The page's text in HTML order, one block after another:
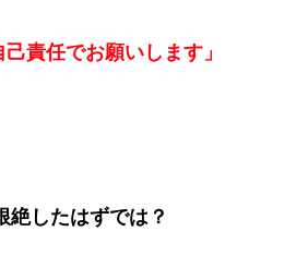
責任でお願いします」
絶したはずでは？